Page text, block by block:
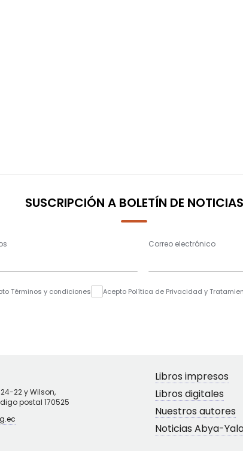
SUSCRIPCIÓN A BOLETÍN DE NOTICIAS
Correo electrónico
Términos y condiciones Acepto Política de Privacidad y
22 y Wilson,
postal 170525
Libros impresos
Libros digitales
Nuestros autores
Noticias Abya-